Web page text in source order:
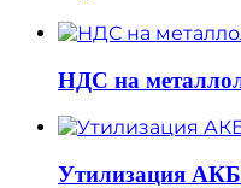
НДС на
Утилизация